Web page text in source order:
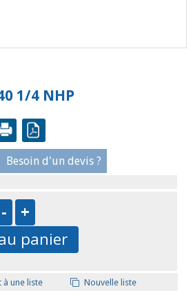
1/4 NHP
Besoin d'un devis ?
panier
une liste Nouvelle liste